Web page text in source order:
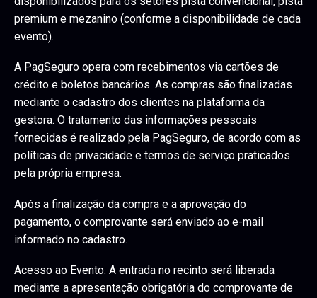
premium e mezanino (conforme a disponibilidade de cada
evento).
A PagSeguro opera com recebimentos via cartões de
crédito e boletos bancários. As compras são finalizadas
mediante o cadastro dos clientes na plataforma da
gestora. O tratamento das informações pessoais
fornecidas é realizado pela PagSeguro, de acordo com as
políticas de privacidade e termos de serviço praticados
pela própria empresa.
Após a finalização da compra e a aprovação do
pagamento, o comprovante será enviado ao e-mail
informado no cadastro.
Acesso ao Evento: A entrada no recinto será liberada
mediante a apresentação obrigatória do comprovante de